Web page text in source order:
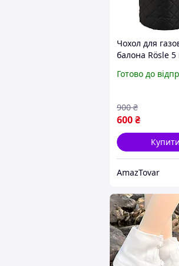
Чохол для
балона Rösle 5
чорний
липучкою та
для гриля
Готово до
600₴
900 ₴
Купити
AmazTovar